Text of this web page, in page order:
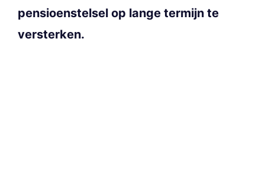
pensioenstelsel op lange termijn te
versterken.